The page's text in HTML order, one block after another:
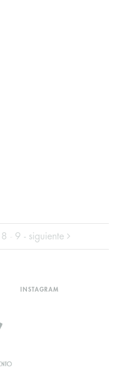
8 9 - siguiente
INSTAGRAM